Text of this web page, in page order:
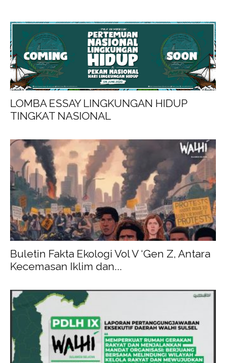
LOMBA ESSAY LINGKUNGAN HIDUP
TINGKAT NASIONAL
Buletin Fakta Ekologi Vol V ‘Gen Z, Antara
Kecemasan Iklim dan...